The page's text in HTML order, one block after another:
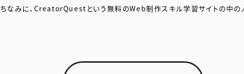
ちなみに、CreatorQuestという無料のWeb制作スキル学習サイトの中の